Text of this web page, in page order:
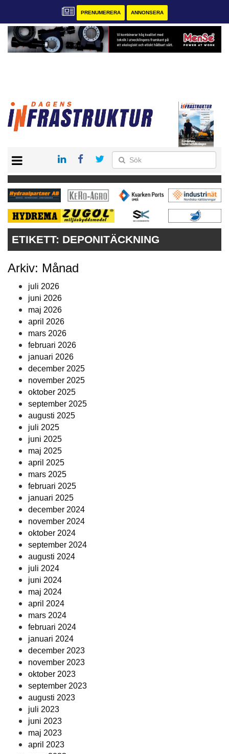
PRENUMERERA ANNONSERA
KONTAKT
VÅRA ANDRA MAGASIN
PRENUMERERA
ANNONSERA
ETIKETT: DEPONITÄCKNING
Arkiv: Månad
juli 2026
juni 2026
maj 2026
april 2026
mars 2026
februari 2026
januari 2026
december 2025
november 2025
oktober 2025
september 2025
augusti 2025
juli 2025
juni 2025
maj 2025
april 2025
mars 2025
februari 2025
januari 2025
december 2024
november 2024
oktober 2024
september 2024
augusti 2024
juli 2024
juni 2024
maj 2024
april 2024
mars 2024
februari 2024
januari 2024
december 2023
november 2023
oktober 2023
september 2023
augusti 2023
juli 2023
juni 2023
maj 2023
april 2023